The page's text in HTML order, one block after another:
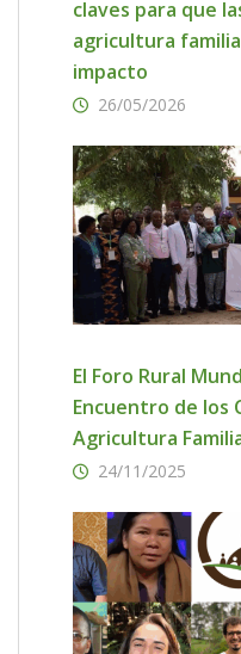
claves para que
agricultura
impacto
26/05/2026
El Foro Rural
Encuentro de los
Agricultura
24/11/2025